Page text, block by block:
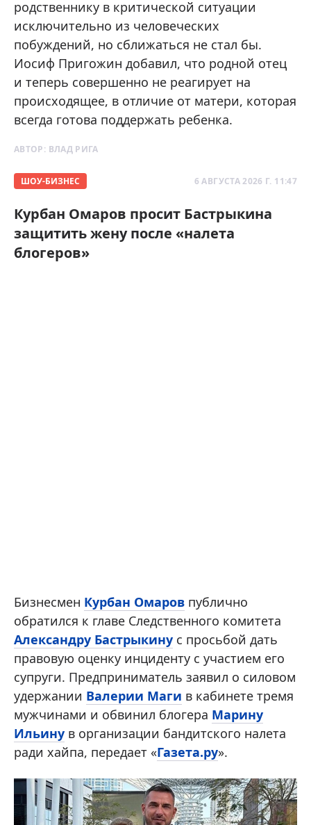
родственнику в критической ситуации
исключительно из человеческих
побуждений, но сближаться не стал бы.
Иосиф Пригожин добавил, что родной отец
и теперь совершенно не реагирует на
происходящее, в отличие от матери, которая
всегда готова поддержать ребенка.
АВТОР: ВЛАД РИГА
ШОУ-БИЗНЕС 6 АВГУСТА 2026 Г. 11:47
Курбан Омаров просит Бастрыкина
защитить жену после «налета
блогеров»
Бизнесмен Курбан Омаров публично
обратился к главе Следственного комитета
Александру Бастрыкину с просьбой дать
правовую оценку инциденту с участием его
супруги. Предприниматель заявил о силовом
удержании Валерии Маги в кабинете тремя
мужчинами и обвинил блогера Марину
Ильину в организации бандитского налета
ради хайпа, передает «Газета.ру».